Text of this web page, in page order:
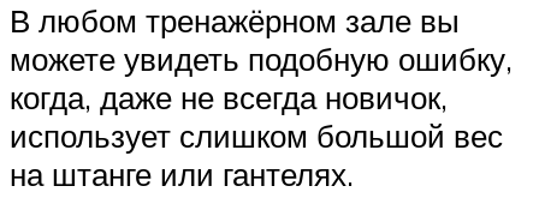
В любом тренажёрном зале вы
можете увидеть подобную ошибку,
когда, даже не всегда новичок,
использует слишком большой вес
на штанге или гантелях.